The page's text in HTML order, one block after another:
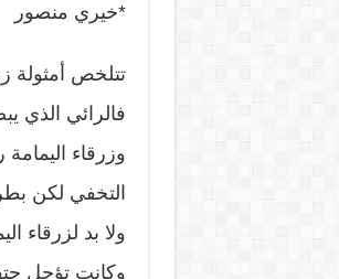
*خيري منصور
تتلخص أمثولة
فالرائي الذي
وزرقاء
التخفي لكن
ولا بد لزرقاء
وكانت تؤجل